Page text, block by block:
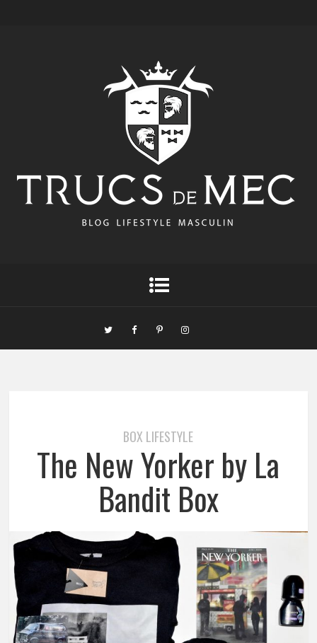
BOX LIFESTYLE
The New Yorker by La
Bandit Box